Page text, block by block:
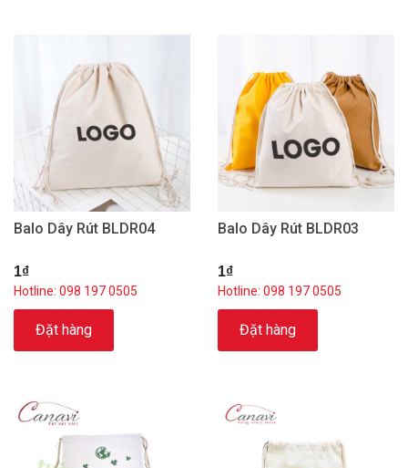
Balo Dây Rút BLDR04
1₫
Hotline: 098 197 0505
Đặt hàng
Balo Dây Rút BLDR03
1₫
Hotline: 098 197 0505
Đặt hàng